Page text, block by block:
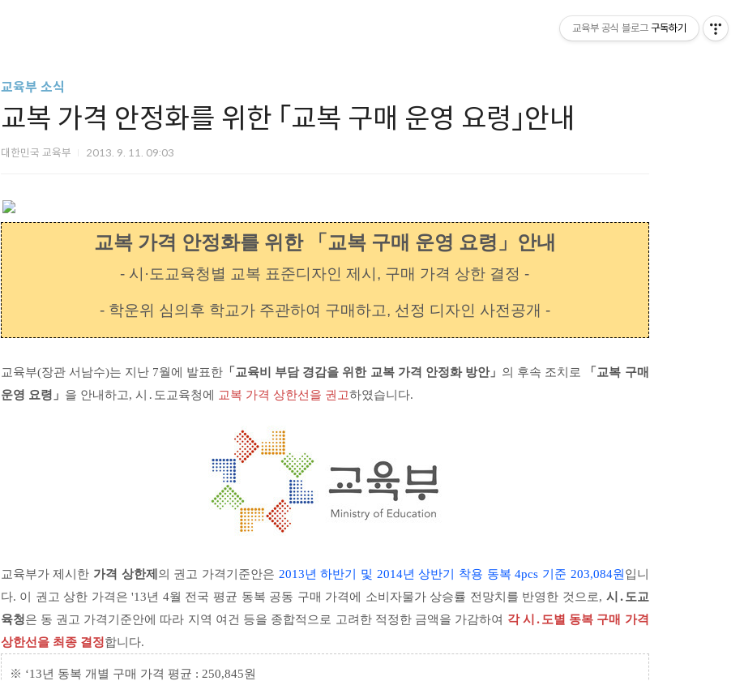
교육부 소식
교복 가격 안정화를 위한 「교복 구매 운영 요령」안내
대한민국 교육부 2013. 9. 11. 09:03
교복 가격 안정화를 위한 「교복 구매 운영 요령」안내
- 시·도교육청별 교복 표준디자인 제시, 구매 가격 상한 결정 -
- 학운위 심의후 학교가 주관하여 구매하고, 선정 디자인 사전공개 -
교육부(장관 서남수)는 지난 7월에 발표한「교육비 부담 경감을 위한 교복 가격 안정화 방안」 의 후속 조치로
「교복 구매
운영 요령」 을 안내하고, 시․도교육청에 교복 가격 상한선을 권고하였습니다.
교육부가 제시한 가격 상한제 의 권고 가격기준안은 2013년 하반기 및 2014년 상반기 착용 동복 4pcs 기준 203,084원 입니
다. 이 권고 상한 가격은 '13년 4월 전국 평균 동복 공동 구매 가격에 소비자물가 상승률 전망치를 반영한 것으로, 시․도교
육청은 동 권고 가격기준안에 따라 지역 여건 등을 종합적으로 고려한 적정한 금액을 가감하여 각 시․도별 동복 구매 가격
상한선을 최종 결정합니다.
※ ‘13년 동복 개별 구매 가격 평균 : 250,845원
교육부 공식 블로그 구독하기